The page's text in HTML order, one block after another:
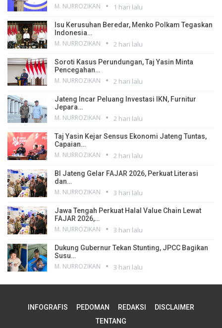
M. NURROZIKAN 1 hari lalu
Isu Kerusuhan Beredar, Menko Polkam Tegaskan
Indonesia…
M. NURROZIKAN 2 hari lalu
Soroti Kasus Perundungan, Taj Yasin Minta
Pencegahan…
M. NURROZIKAN 2 hari lalu
Jateng Incar Peluang Investasi IKN, Furnitur
Jepara…
M. NURROZIKAN 2 hari lalu
Taj Yasin Kejar Sensus Ekonomi Jateng Tuntas,
Capaian…
M. NURROZIKAN 2 hari lalu
BI Jateng Gelar FAJAR 2026, Perkuat Literasi
dan…
M. NURROZIKAN 3 hari lalu
Jawa Tengah Perkuat Halal Value Chain Lewat
FAJAR 2026,…
M. NURROZIKAN 3 hari lalu
Dukung Gubernur Tekan Stunting, JPCC Bagikan
Susu…
M. NURROZIKAN 3 hari lalu
INFOGRAFIS PEDOMAN REDAKSI
DISCLAIMER
TENTANG